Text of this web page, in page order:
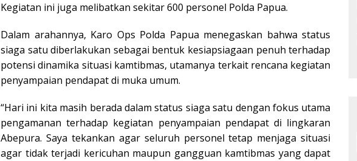
Kegiatan ini juga melibatkan sekitar 600 personel Polda Papua.
Dalam arahannya, Karo Ops Polda Papua menegaskan bahwa status
siaga satu diberlakukan sebagai bentuk kesiapsiagaan penuh terhadap
potensi dinamika situasi kamtibmas, utamanya terkait rencana kegiatan
penyampaian pendapat di muka umum.
“Hari ini kita masih berada dalam status siaga satu dengan fokus utama
pengamanan terhadap kegiatan penyampaian pendapat di lingkaran
Abepura. Saya tekankan agar seluruh personel tetap menjaga situasi
agar tidak terjadi kericuhan maupun gangguan kamtibmas yang dapat